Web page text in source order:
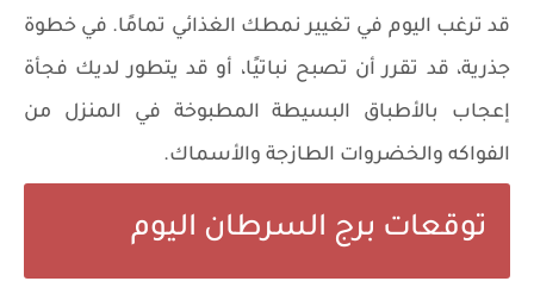
قد ترغب اليوم في تغيير نمطك الغذائي تمامًا. في خطوة
جذرية، قد تقرر أن تصبح نباتيًا، أو قد يتطور لديك فجأة
إعجاب بالأطباق البسيطة المطبوخة في المنزل من
الفواكه والخضروات الطازجة والأسماك.
توقعات برج السرطان اليوم